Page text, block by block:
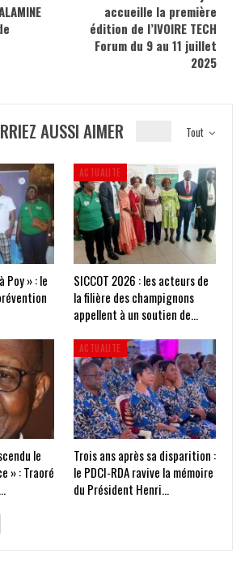
accueille la première
édition de l’IVOIRE TECH
Forum du 9 au 11 juillet
2025
Tout
AUSSI AIMER
Poy » : le
ACTUALITE
SICCOT 2026 : les acteurs de
la filière des champignons
appellent à un soutien de…
le
» : Traoré
ACTUALITE
Trois ans après sa disparition :
le PDCI-RDA ravive la mémoire
du Président Henri…